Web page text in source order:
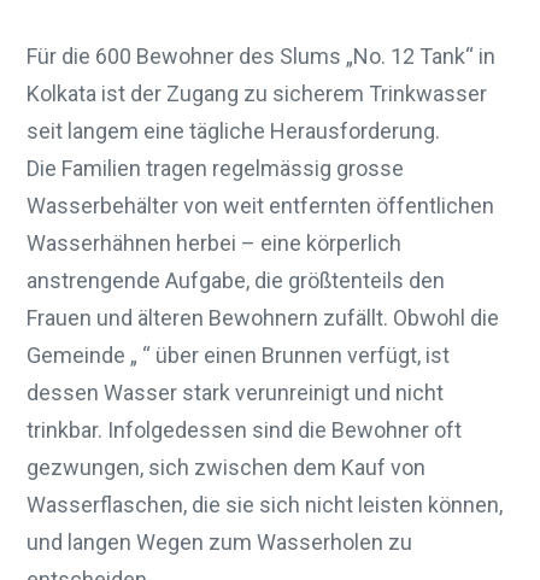
Für die 600 Bewohner des Slums „No. 12 Tank“ in
Kolkata ist der Zugang zu sicherem Trinkwasser
seit langem eine tägliche Herausforderung.
Die Familien tragen regelmässig grosse
Wasserbehälter von weit entfernten öffentlichen
Wasserhähnen herbei – eine körperlich
anstrengende Aufgabe, die größtenteils den
Frauen und älteren Bewohnern zufällt. Obwohl die
Gemeinde „ “ über einen Brunnen verfügt, ist
dessen Wasser stark verunreinigt und nicht
trinkbar. Infolgedessen sind die Bewohner oft
gezwungen, sich zwischen dem Kauf von
Wasserflaschen, die sie sich nicht leisten können,
und langen Wegen zum Wasserholen zu